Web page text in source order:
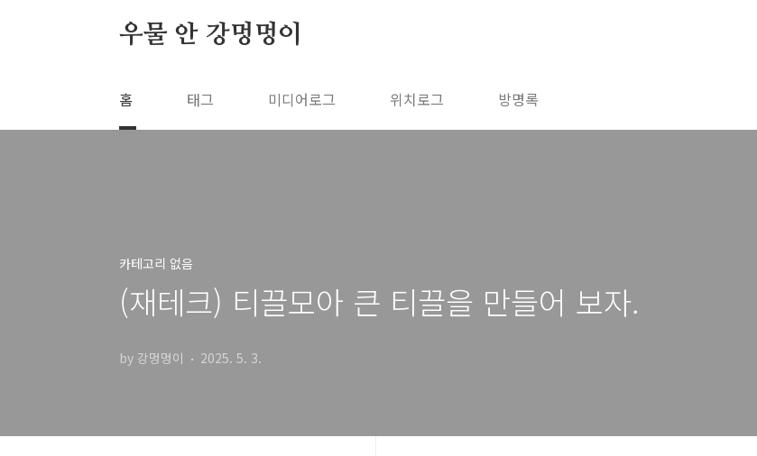
우물 안 강멍멍이
홈 태그 미디어로그 위치로그 방명록
카테고리 없음
(재테크) 티끌모아 큰 티끌을 만들어 보자.
by 강멍멍이 2025. 5. 3.